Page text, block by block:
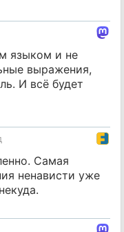
языком и не
выражения,
И всё будет
Самая
ненависти уже